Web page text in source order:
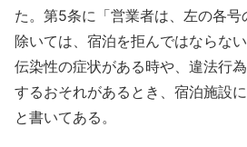
た。第5条に「営業者は、左の各
除いては、宿泊を拒んではならな
伝染性の症状がある時や、違法行
するおそれがあるとき、宿泊施設
と書いてある。